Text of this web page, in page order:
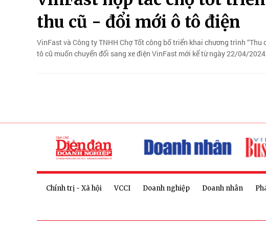
thu cũ - đổi mới ô tô điện
VinFast và Công ty TNHH Chợ Tốt công bố triển khai chương trình
tô cũ muốn chuyển đổi sang xe điện VinFast mới kể từ ngày 22/04/
Chính trị - Xã hội VCCI Doanh nghiệp Doanh nhân